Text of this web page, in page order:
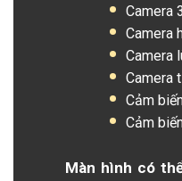
Camera
Camera
Camera
Camera
Cảm
Cảm
Màn hình có